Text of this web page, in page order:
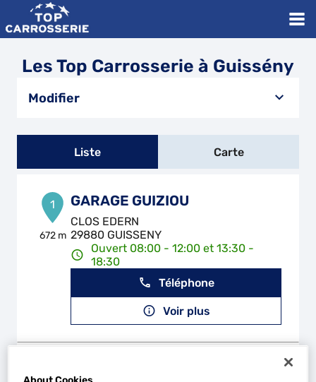
Les Top Carrosserie à Guissény
Modifier
Liste Carte
1
672 m
GARAGE GUIZIOU
CLOS EDERN
29880 GUISSENY
Ouvert 08:00 - 12:00 et 13:30 -
18:30
Téléphone
Voir plus